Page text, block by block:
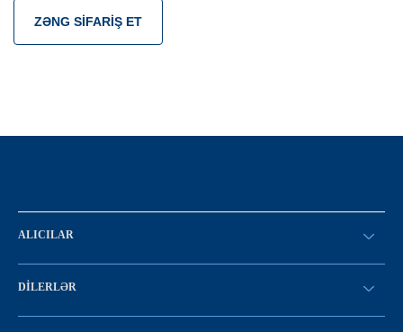
ZƏNG SIFARIŞ ET
ALICILAR
SİFARİŞ VERİN
DILERLƏR
SATICI OLMAQ